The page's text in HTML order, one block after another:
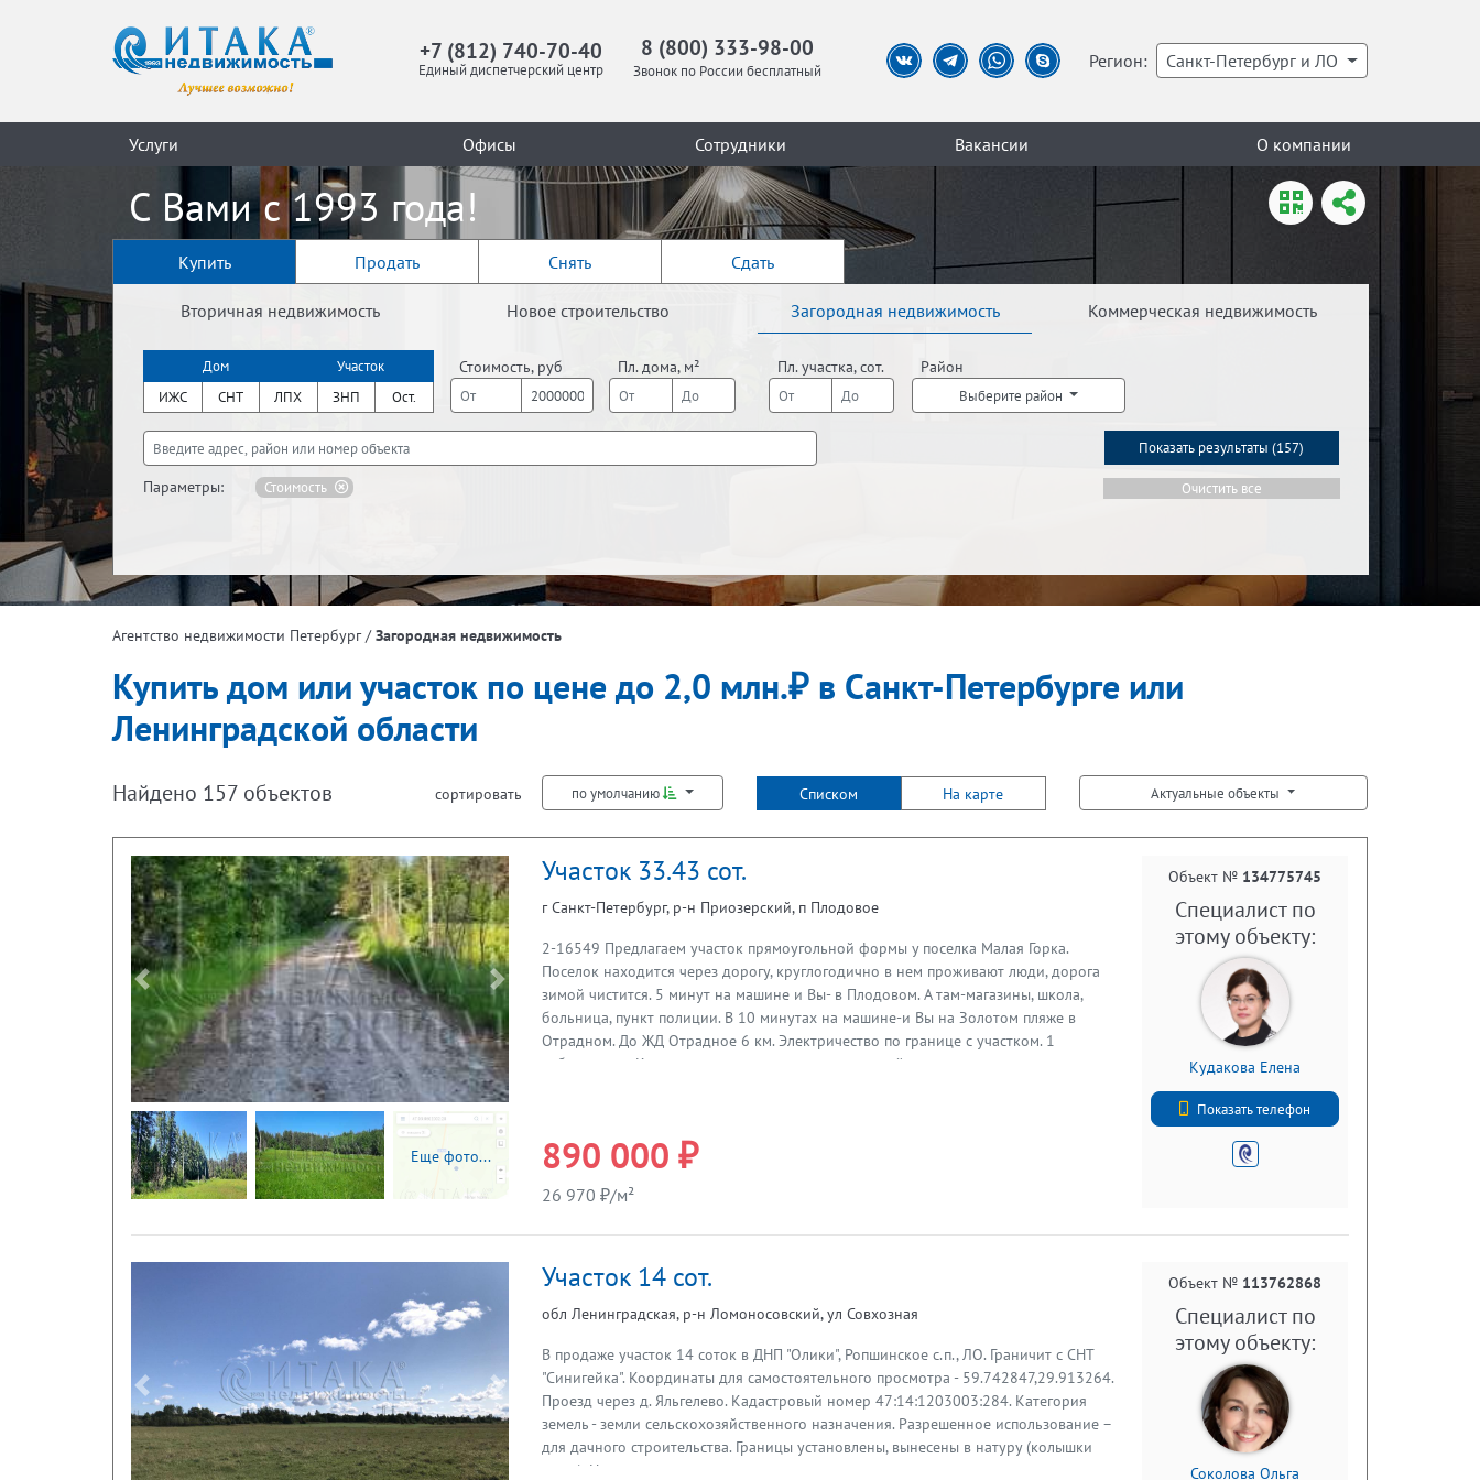
+7 (812) 740-70-40
Единый диспетчерский центр
8 (800) 333-98-00
Звонок по России бесплатный Регион: Санкт-Петербург и ЛО
Услуги Офисы Сотрудники Вакансии О компании
С Вами с 1993 года!
Купить Продать Снять Сдать
Вторичная недвижимость Новое строительство Загородная недвижимость Коммерческая недвижимость
Дом
Участок
ИЖС
СНТ ЛПХ ЗНП Ост.
Стоимость, руб Пл. дома, м² Пл. участка, сот. Район
Выберите район
Показать результаты (157)
Параметры: Стоимость Очистить все
Агентство недвижимости Петербург /Загородная недвижимость
Купить дом или участок по цене до 2,0 млн.₽ в Санкт-Петербурге или
Ленинградской области
Найдено 157 объектов сортировать по умолчанию Списком На карте Актуальные объекты
Следующая Предыдущая
Еще фото...
Участок 33.43 сот.
г Санкт-Петербург, р-н Приозерский, п Плодовое
2-16549 Предлагаем участок прямоугольной формы у поселка Малая Горка.
Поселок находится через дорогу, круглогодично в нем проживают люди, дорога
зимой чистится. 5 минут на машине и Вы- в Плодовом. А там-магазины, школа,
больница, пункт полиции. В 10 минутах на машине-и Вы на Золотом пляже в
Отрадном. До ЖД Отрадное 6 км. Электричество по границе с участком. 1
собственник. Категория земель: земли сельскохозяйственного назначения,
890 000 ₽
26 970 ₽/м²
Объект № 134775745
Специалист по
этому объекту:
Кудакова Елена
Показать телефон
+7 (911) 026-01-01
Следующая Предыдущая
Участок 14 сот.
обл Ленинградская, р-н Ломоносовский, ул Совхозная
В продаже участок 14 соток в ДНП "Олики", Ропшинское с.п., ЛО. Граничит с СНТ
"Синигейка". Координаты для самостоятельного просмотра - 59.742847,29.913264.
Проезд через д. Яльгелево. Кадастровый номер 47:14:1203003:284. Категория
земель - земли сельскохозяйственного назначения. Разрешенное использование –
для дачного строительства. Границы установлены, вынесены в натуру (колышки
стоят). Невысокая цена из-за того, что подъездная дорога в процессе строительства
Объект № 113762868
Специалист по
этому объекту:
Соколова Ольга